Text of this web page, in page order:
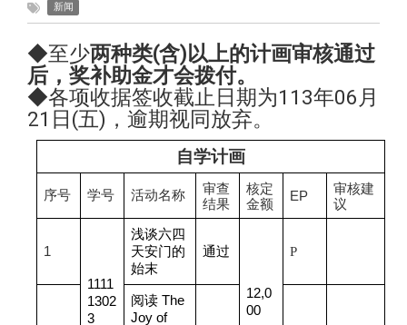
新闻
◆至少两种类(含)以上的计画审核通过
后 ， 奖补助金才会拨付。
◆各项收据签收截止日期为113年06月
21日(五)，逾期视同放弃。
自学计画
序号 学号 活动名称
审查
结果
核定
金额
EP
审核建
议
1
1111
1302
3
浅谈六四
天安门的
始末
通过
12,0
00
P
阅读 The
Joy of